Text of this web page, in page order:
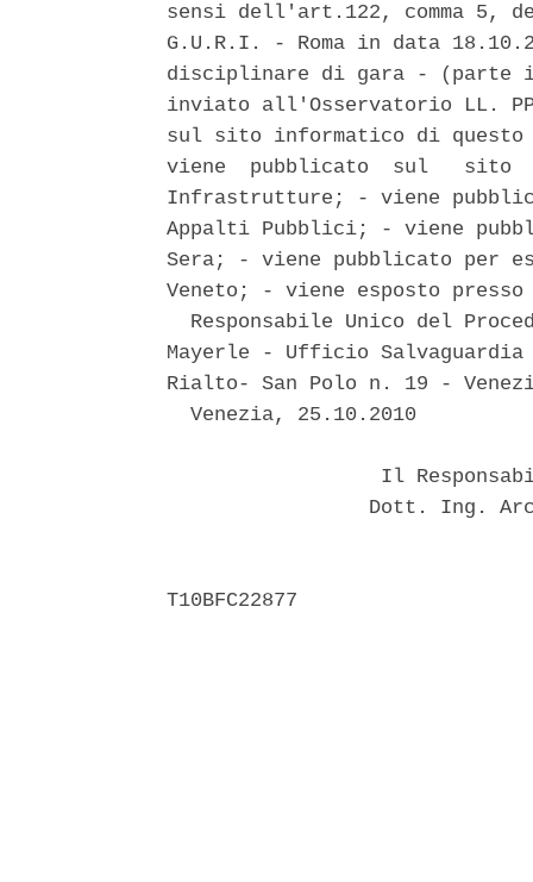
sensi dell'art.122, comma 5,
G.U.R.I. - Roma in data
disciplinare di gara - (parte
inviato all'Osservatorio LL.
sul sito informatico di
viene  pubblicato  sul   sito
Infrastrutture; - viene
Appalti Pubblici; - viene
Sera; - viene pubblicato per
Veneto; - viene esposto
Responsabile Unico del
Mayerle - Ufficio
Rialto- San Polo n. 19 -
  Venezia, 25.10.2010
Il
Dott. Ing.